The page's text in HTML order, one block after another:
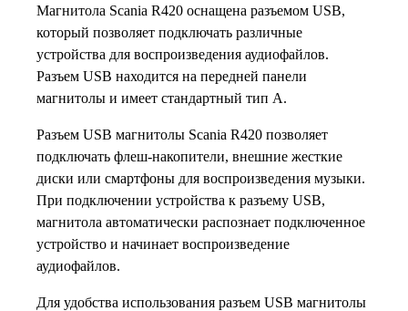
Магнитола Scania R420 оснащена разъемом USB,
который позволяет подключать различные
устройства для воспроизведения аудиофайлов.
Разъем USB находится на передней панели
магнитолы и имеет стандартный тип A.
Разъем USB магнитолы Scania R420 позволяет
подключать флеш-накопители, внешние жесткие
диски или смартфоны для воспроизведения музыки.
При подключении устройства к разъему USB,
магнитола автоматически распознает подключенное
устройство и начинает воспроизведение
аудиофайлов.
Для удобства использования разъем USB магнитолы